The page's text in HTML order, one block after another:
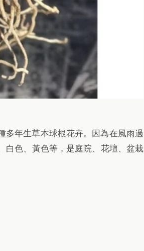
多年生草本球根花卉。因為在風雨過
白色、黃色等，是庭院、花壇、盆栽